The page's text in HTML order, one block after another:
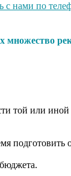
нами по
множество
той или
подготовить